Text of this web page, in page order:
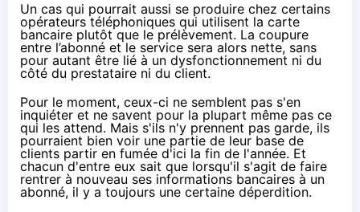
Un cas qui pourrait aussi se produire chez certains
opérateurs téléphoniques qui utilisent la carte
bancaire plutôt que le prélèvement. La coupure
entre l’abonné et le service sera alors nette, sans
pour autant être lié à un dysfonctionnement ni du
côté du prestataire ni du client.
Pour le moment, ceux-ci ne semblent pas s'en
inquiéter et ne savent pour la plupart même pas ce
qui les attend. Mais s'ils n'y prennent pas garde, ils
pourraient bien voir une partie de leur base de
clients partir en fumée d'ici la fin de l'année. Et
chacun d'entre eux sait que lorsqu'il s'agit de faire
rentrer à nouveau ses informations bancaires à un
abonné, il y a toujours une certaine déperdition.